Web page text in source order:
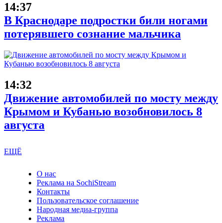
14:37
В Краснодаре подростки били ногами
потерявшего сознание мальчика
14:32
Движение автомобилей по мосту между
Крымом и Кубанью возобновилось 8
августа
ЕЩЁ
О нас
Реклама на SochiStream
Контакты
Пользовательское соглашение
Народная медиа-группа
Реклама